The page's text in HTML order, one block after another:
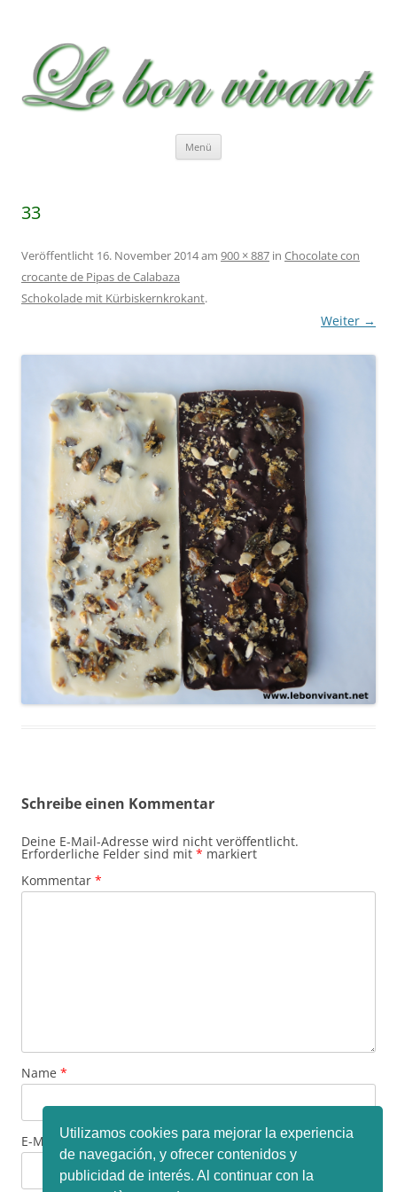
Utilizamos cookies para mejorar la experiencia
de navegación, y ofrecer contenidos y
publicidad de interés. Al continuar con la
Menü
33
Veröffentlicht 16. November 2014am 900 × 887 in Chocolate con
crocante de Pipas de Calabaza
Schokolade mit Kürbiskernkrokant.
Weiter →
Schreibe einen Kommentar
Deine E-Mail-Adresse wird nicht veröffentlicht.
Erforderliche Felder sind mit * markiert
Kommentar *
Name *
E-Mail-Adresse*